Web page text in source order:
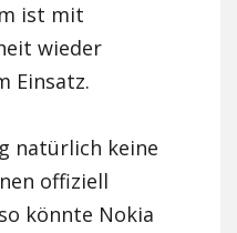
ist mit
wieder
Einsatz.
natürlich keine
offiziell
könnte Nokia